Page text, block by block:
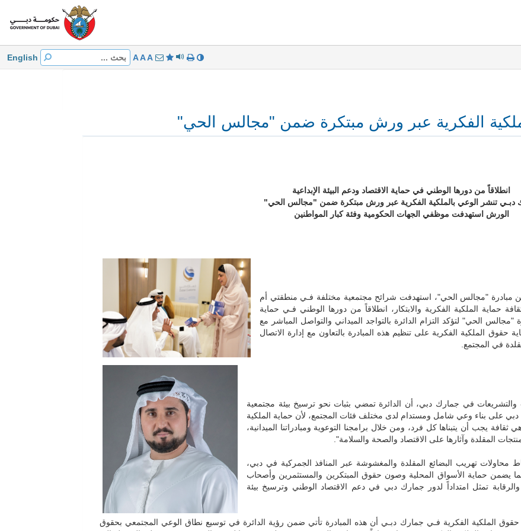
تقديم معلومات
خدمات الهاتف المتحرك
AAA
English
الفكرية عبر ورش مبتكرة ضمن "مجالس الحي"
انطلاقاً من دورها الوطني في حماية الاقتصاد ودعم البيئة الإبداعية
دبـي تنشر الوعي بالملكية الفكرية عبر ورش مبتكرة ضمن "مجالس الحي"
الورش استهدفت موظفي الجهات الحكومية وفئة كبار المواطنين
"مجالس الحي"، استهدفت شرائح مجتمعية مختلفة فـي منطقتي أم
الملكية الفكرية والابتكار، انطلاقاً من دورها الوطني فـي حماية
"مجالس الحي" لتؤكد التزام الدائرة بالتواجد الميداني والتواصل المباشر مع
الملكية الفكرية على تنظيم هذه المبادرة بالتعاون مع إدارة الاتصال
في المجتمع.
والتشريعات في جمارك دبي، أن الدائرة تمضي بثبات نحو ترسيخ بيئة مجتمعية
دبي على بناء وعي شامل ومستدام لدى مختلف فئات المجتمع، لأن حماية الملكية
يجب أن يتبناها كل فرد، ومن خلال برامجنا التوعوية ومبادراتنا الميدانية،
المقلدة وآثارها على الاقتصاد والصحة والسلامة".
محاولات تهريب البضائع المقلدة والمغشوشة عبر المنافذ الجمركية في دبي،
يضمن حماية الأسواق المحلية وصون حقوق المبتكرين والمستثمرين وأصحاب
والرقابة تمثل امتداداً لدور جمارك دبي في دعم الاقتصاد الوطني وترسيخ بيئة
الملكية الفكرية فـي جمارك دبـي أن هذه المبادرة تأتي ضمن رؤية الدائرة في توسيع نطاق الوعي المجتمعي بحقوق